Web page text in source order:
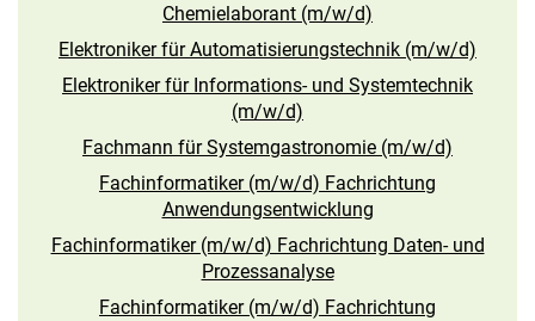
Chemielaborant (m/w/d)
Elektroniker für Automatisierungstechnik (m/w/d)
Elektroniker für Informations- und Systemtechnik
(m/w/d)
Fachmann für Systemgastronomie (m/w/d)
Fachinformatiker (m/w/d) Fachrichtung
Anwendungsentwicklung
Fachinformatiker (m/w/d) Fachrichtung Daten- und
Prozessanalyse
Fachinformatiker (m/w/d) Fachrichtung